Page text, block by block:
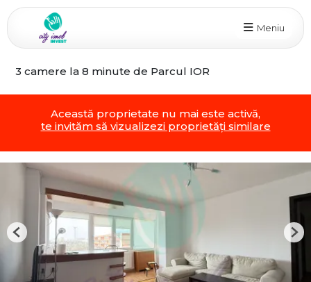
Meniu
3 camere la 8 minute de Parcul IOR
Această proprietate nu mai este activă,
te invităm să vizualizezi proprietăți similare
Previous